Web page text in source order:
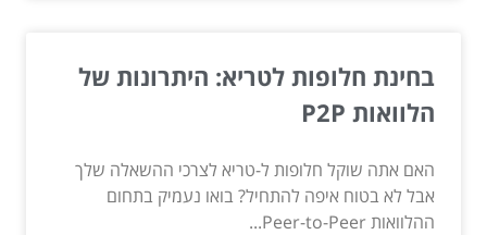
בחינת חלופות לטריא: היתרונות של
הלוואות P2P
האם אתה שוקל חלופות ל-טריא לצרכי ההשאלה שלך
אבל לא בטוח איפה להתחיל? בואו נעמיק בתחום
ההלוואות Peer-to-Peer...